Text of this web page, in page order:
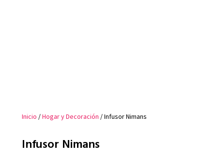
Inicio /Hogar y Decoración / Infusor Nimans
Infusor Nimans